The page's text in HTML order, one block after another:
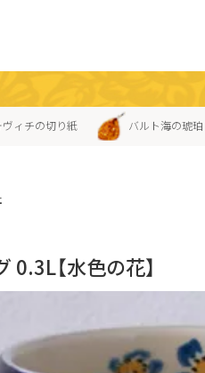
ヴィチの切り紙 バルト海の琥珀
0.3L【水色の花】